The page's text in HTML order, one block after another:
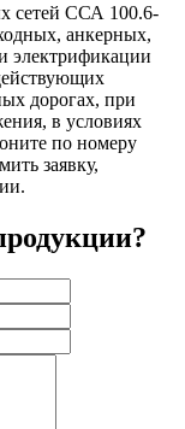
сетей ССА 100.6-
анкерных,
электрификации
дорогах, при
в условиях
по номеру
заявку,